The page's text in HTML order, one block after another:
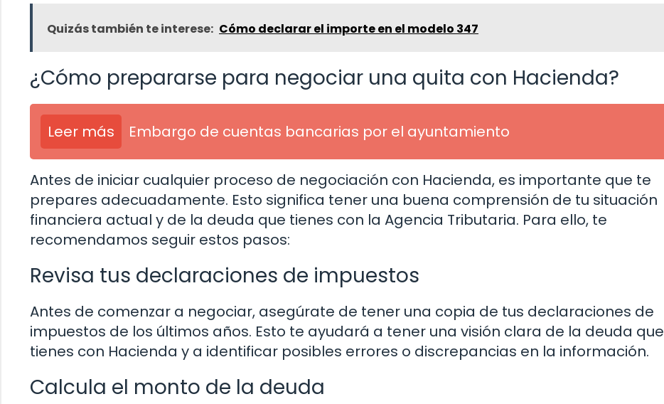
Quizás también te interese: Cómo declarar el importe en el modelo 347
¿Cómo prepararse para negociar una quita con Hacienda?
Leer más Embargo de cuentas bancarias por el ayuntamiento
Antes de iniciar cualquier proceso de negociación con Hacienda, es importante que te
prepares adecuadamente. Esto significa tener una buena comprensión de tu situación
financiera actual y de la deuda que tienes con la Agencia Tributaria. Para ello, te
recomendamos seguir estos pasos:
Revisa tus declaraciones de impuestos
Antes de comenzar a negociar, asegúrate de tener una copia de tus declaraciones de
impuestos de los últimos años. Esto te ayudará a tener una visión clara de la deuda que
tienes con Hacienda y a identificar posibles errores o discrepancias en la información.
Calcula el monto de la deuda